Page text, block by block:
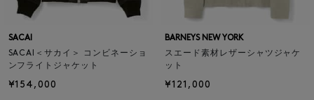
SACAI
SACAI＜サカイ＞ コンビネーショ
ンフライトジャケット
¥154,000
BARNEYS NEW YORK
スエード素材レザーシャツジャケ
ット
¥121,000